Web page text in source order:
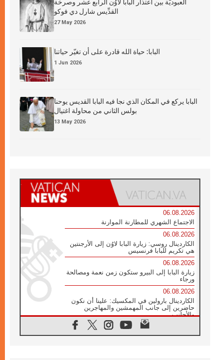
العبوديَّة بين اعتذار البابا لاوُن الرابع عشر وصرخة
القدِّيس شارل دي فوكو
27 May 2026
البابا: حياة الله قادرة على أن تغيّر حياتنا
1 Jun 2026
البابا يركع في المكان الذي نجا فيه البابا القديس يوحنا
بولس الثاني من محاولة اغتيال
13 May 2026
06.08.2026
الاجتماع الشهري للمطارنة الموارنة
06.08.2026
الكاردينال روسي: زيارة البابا لاوُن إلى الأرجنتين
هي تكريم للبابا فرنسيس
06.08.2026
زيارة البابا إلى البيرو ستكون زمن نعمة ومصالحة
ورجاء
06.08.2026
الكاردينال بارولين في المكسيك: علينا أن نكون
حاضرين إلى جانب المهمشين والمهاجرين
والأجانب
البابا لاوُن الرابع عشر للشباب في أسيزي: